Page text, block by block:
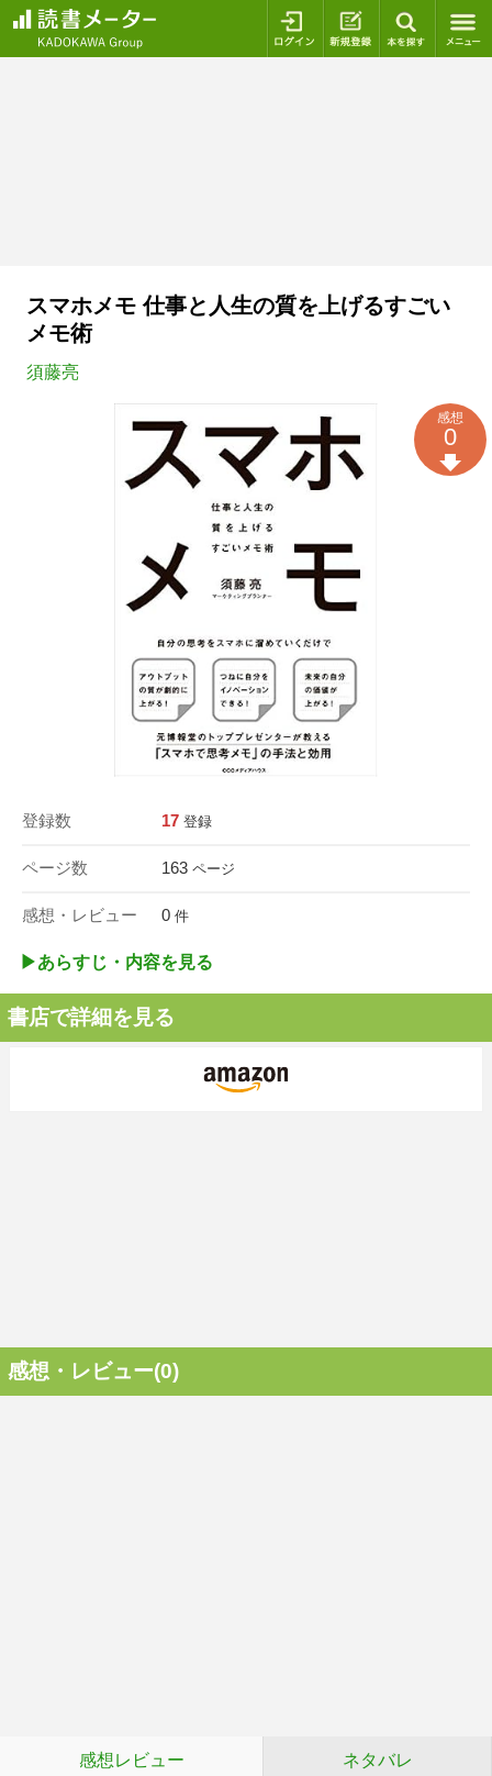
ログイン 新規登録
スマホメモ 仕事と人生の質を上げるすごい
メモ術
須藤亮
登録数 17 登録
ページ数 163 ページ
感想・レビュー 0 件
感想
0
▶︎あらすじ・内容を見る
書店で詳細を見る
感想・レビュー(0)
感想レビュー ネタバレ